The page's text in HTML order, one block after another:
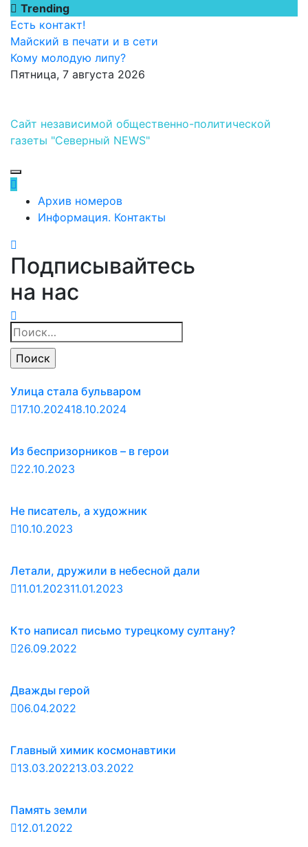
Перейти
содержимому
Trending
Есть контакт!
Майский в печати и в сети
Кому молодую липу?
Пятница, 7 августа 2026
Сайт независимой общественно-политической
газеты "Северный NEWS"
Архив номеров
Информация. Контакты
Подписывайтесь
на нас
Найти:
Улица стала бульваром
17.10.202418.10.2024
Из беспризорников – в герои
22.10.2023
Не писатель, а художник
10.10.2023
Летали, дружили в небесной дали
11.01.202311.01.2023
Кто написал письмо турецкому султану?
26.09.2022
Дважды герой
06.04.2022
Главный химик космонавтики
13.03.202213.03.2022
Память земли
12.01.2022